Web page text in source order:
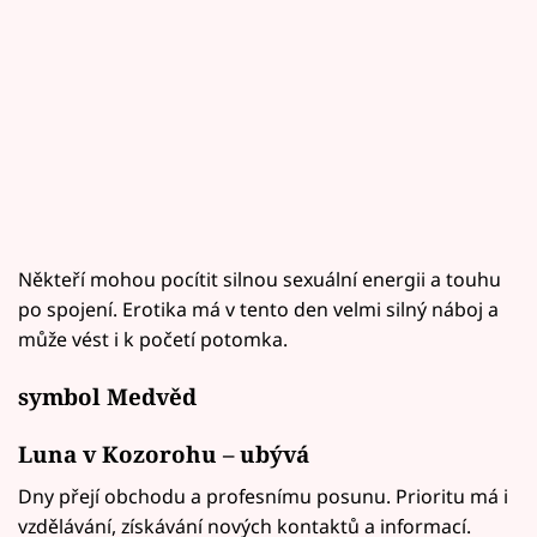
Někteří mohou pocítit silnou sexuální energii a touhu
po spojení. Erotika má v tento den velmi silný náboj a
může vést i k početí potomka.
symbol Medvěd
Luna v Kozorohu – ubývá
Dny přejí obchodu a profesnímu posunu. Prioritu má i
vzdělávání, získávání nových kontaktů a informací.